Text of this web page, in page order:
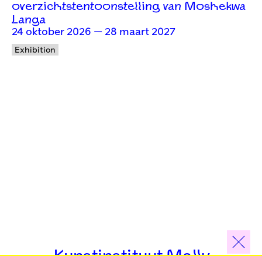
overzichtstentoonstelling van Moshekwa
Langa
24 oktober 2026 — 28 maart 2027
Exhibition